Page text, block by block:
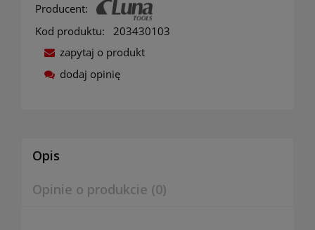
Producent:
Kod produktu:
203430103
zapytaj o produkt
dodaj opinię
Opis
Opinie o produkcie (0)